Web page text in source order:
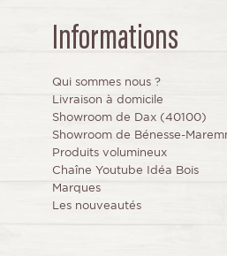
Informations
Qui sommes nous ?
Livraison à domicile
Showroom de Dax (40100)
Showroom de Bénesse-
Produits volumineux
Chaîne Youtube Idéa Bois
Marques
Les nouveautés